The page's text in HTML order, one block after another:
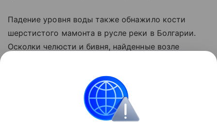
Падение уровня воды также обнажило кости
шерстистого мамонта в русле реки в Болгарии.
Осколки челюсти и бивня, найденные возле
принадлежали шерстистому мамонту, жившему во
время ледникового периода, сообщил AFP
Николай Ненов, директор Регионального
исторического музея.